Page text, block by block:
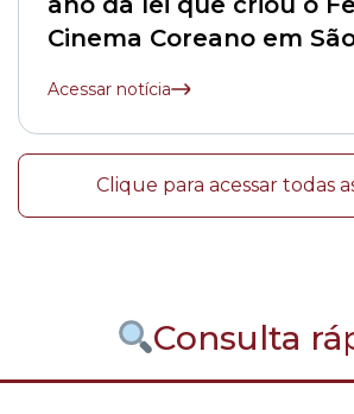
Cinema Coreano em
Acessar notícia
Clique para acessar todas
Consulta